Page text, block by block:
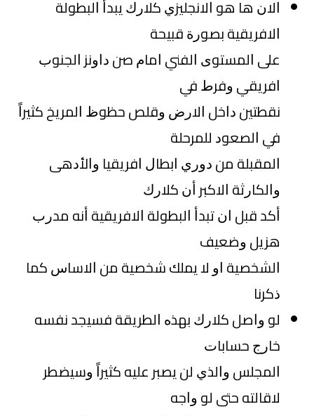
ﺍﻻﻥ ﻫﺎ ﻫﻮ ﺍﻻﻧﺠﻠﻴﺰﻱ ﻛﻼﺭﻙ ﻳﺒﺪﺃ ﺍﻟﺒﻄﻮﻟﺔ
ﺍﻻﻓﺮﻳﻘﻴﺔ ﺑﺼﻮﺭﺓ ﻗﺒﻴﺤﺔ
ﻋﻠﻰ ﺍﻟﻤﺴﺘﻮﻯ ﺍﻟﻔﻨﻲ ﺍﻣﺎﻡ ﺻﻦ ﺩﺍﻭﻧﺰ ﺍﻟﺠﻨﻮﺏ
ﺍﻓﺮﻳﻘﻲ ﻭﻓﺮﻁ ﻓﻲ
ﻧﻘﻄﺘﻴﻦ ﺩﺍﺧﻞ ﺍﻻﺭﺽ ﻭﻗﻠﺺ ﺣﻈﻮﻅ ﺍﻟﻤﺮﻳﺦ ﻛﺜﻴﺮﺍً
ﻓﻲ ﺍﻟﺼﻌﻮﺩ ﻟﻠﻤﺮﺣﻠﺔ
ﺍﻟﻤﻘﺒﻠﺔ ﻣﻦ ﺩﻭﺭﻱ ﺍﺑﻄﺎﻝ ﺍﻓﺮﻳﻘﻴﺎ ﻭﺍﻷﺩﻫﻰ
ﻭﺍﻟﻜﺎﺭﺛﺔ ﺍﻻﻛﺒﺮ ﺃﻥ ﻛﻼﺭﻙ
ﺃﻛﺪ ﻗﺒﻞ ﺍﻥ ﺗﺒﺪﺃ ﺍﻟﺒﻄﻮﻟﺔ ﺍﻻﻓﺮﻳﻘﻴﺔ ﺃﻧﻪ ﻣﺪﺭﺏ
ﻫﺰﻳﻞ ﻭﺿﻌﻴﻒ
ﺍﻟﺸﺨﺼﻴﺔ ﺍﻭ ﻻ ﻳﻤﻠﻚ ﺷﺨﺼﻴﺔ ﻣﻦ ﺍﻻﺳﺎﺱ ﻛﻤﺎ
ﺫﻛﺮﻧﺎ
ﻟﻮ ﻭﺍﺻﻞ ﻛﻼﺭﻙ ﺑﻬﺬﻩ ﺍﻟﻄﺮﻳﻘﺔ ﻓﺴﻴﺠﺪ ﻧﻔﺴﻪ
ﺧﺎﺭﺝ ﺣﺴﺎﺑﺎﺕ
ﺍﻟﻤﺠﻠﺲ ﻭﺍﻟﺬﻱ ﻟﻦ ﻳﺼﺒﺮ ﻋﻠﻴﻪ ﻛﺜﻴﺮﺍً ﻭﺳﻴﻀﻄﺮ
ﻻﻗﺎﻟﺘﻪ ﺣﺘﻰ ﻟﻮ ﻭﺍﺟﻪ